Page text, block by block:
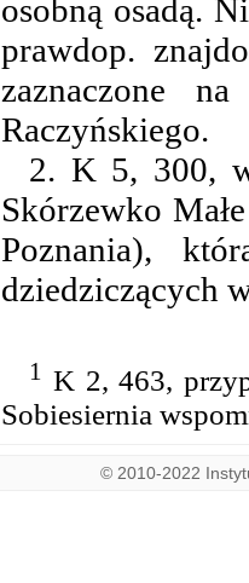
osobną osadą.
prawdop.
zaznaczone
Raczyńskiego.
2. K 5, 300,
Skórzewko
Poznania),
dziedziczących
1 K 2, 463,
Sobiesiernia
© 2010-2022